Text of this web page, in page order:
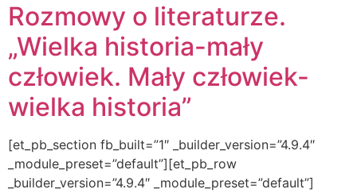
Rozmowy o literaturze.
„Wielka historia-mały
człowiek. Mały człowiek-
wielka historia”
[et_pb_section fb_built=”1″ _builder_version=”4.9.4″
_module_preset=”default”][et_pb_row
_builder_version=”4.9.4″ _module_preset=”default”]